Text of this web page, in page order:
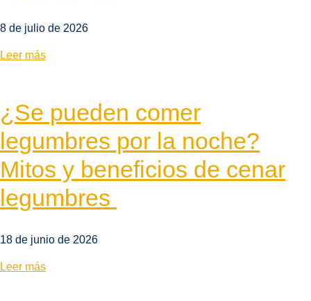
8 de julio de 2026
Leer más
¿Se pueden comer
legumbres por la noche?
Mitos y beneficios de cenar
legumbres
18 de junio de 2026
Leer más